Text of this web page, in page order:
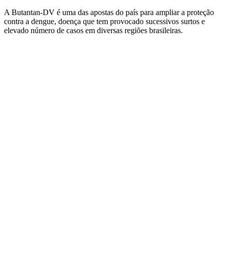
A Butantan-DV é uma das apostas do país para ampliar a proteção
contra a dengue, doença que tem provocado sucessivos surtos e
elevado número de casos em diversas regiões brasileiras.